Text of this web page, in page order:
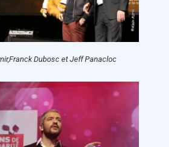
Dubosc et Jeff Panacloc